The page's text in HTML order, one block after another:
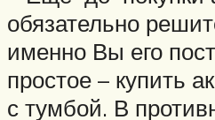
обязательно
именно Вы его
простое – купить
с тумбой. В